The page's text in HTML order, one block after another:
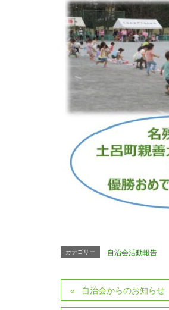
カテゴリー 自治会活動報告
自治会からのお知ら